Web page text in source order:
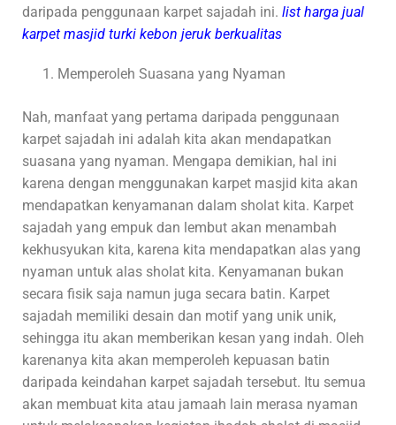
daripada penggunaan karpet sajadah ini. list harga jual
karpet masjid turki kebon jeruk berkualitas
Memperoleh Suasana yang Nyaman
Nah, manfaat yang pertama daripada penggunaan
karpet sajadah ini adalah kita akan mendapatkan
suasana yang nyaman. Mengapa demikian, hal ini
karena dengan menggunakan karpet masjid kita akan
mendapatkan kenyamanan dalam sholat kita. Karpet
sajadah yang empuk dan lembut akan menambah
kekhusyukan kita, karena kita mendapatkan alas yang
nyaman untuk alas sholat kita. Kenyamanan bukan
secara fisik saja namun juga secara batin. Karpet
sajadah memiliki desain dan motif yang unik unik,
sehingga itu akan memberikan kesan yang indah. Oleh
karenanya kita akan memperoleh kepuasan batin
daripada keindahan karpet sajadah tersebut. Itu semua
akan membuat kita atau jamaah lain merasa nyaman